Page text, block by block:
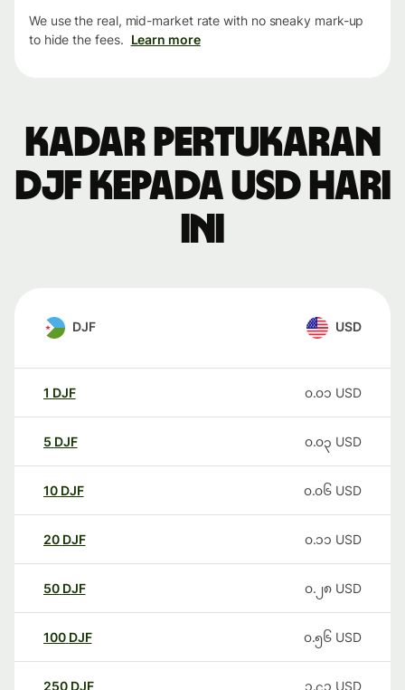
We use the real, mid-market rate with no sneaky mark-up
to hide the fees. Learn more
Kadar pertukaran
DJF kepada USD hari
ini
DJF USD
1 DJF ၀.၀၁ USD
5 DJF ၀.၀၃ USD
10 DJF ၀.၀၆ USD
20 DJF ၀.၁၁ USD
50 DJF ၀.၂၈ USD
100 DJF ၀.၅၆ USD
250 DJF ၁.၄၁ USD